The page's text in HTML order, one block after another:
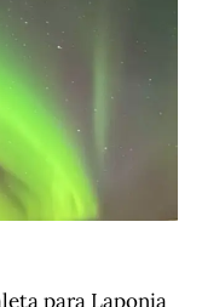
para Laponia